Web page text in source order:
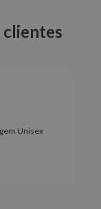
clientes
Unisex